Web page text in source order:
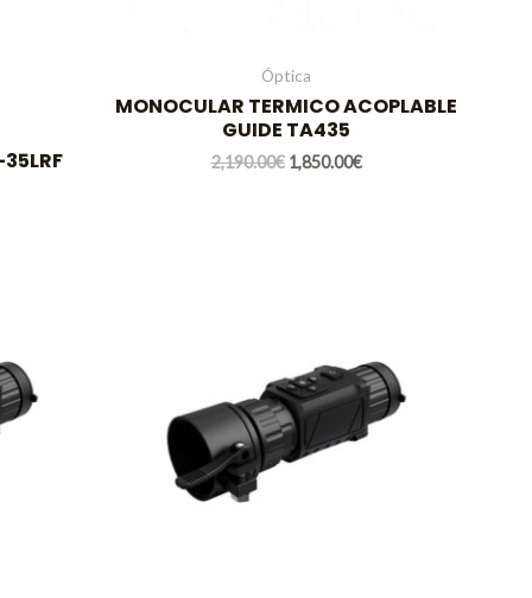
Óptica
MONOCULAR TERMICO ACOPLABLE
GUIDE TA435
2,190.00€ 1,850.00€